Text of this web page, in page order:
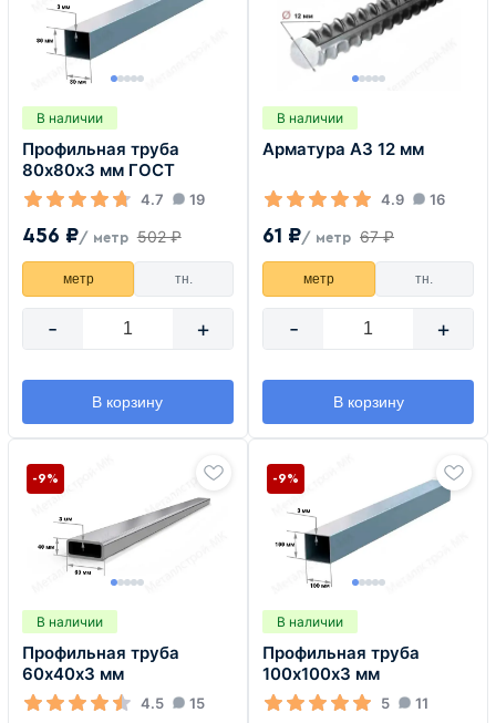
В наличии
Профильная труба
80х80х3 мм ГОСТ
4.7 19
456 ₽/ метр 502 ₽
метр тн.
- +
В корзину
В наличии
Арматура А3 12 мм
4.9 16
61 ₽/ метр 67 ₽
метр тн.
- +
В корзину
В наличии
Профильная труба
60х40х3 мм
4.5 15
-9%
В наличии
Профильная труба
100х100х3 мм
5 11
-9%